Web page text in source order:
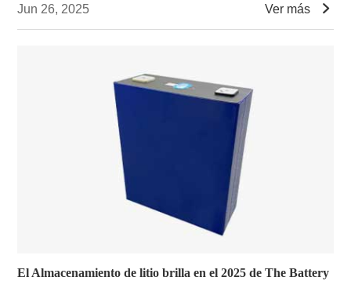
Jun 26, 2025 Ver más 
El Almacenamiento de litio brilla en el 2025 de The Battery